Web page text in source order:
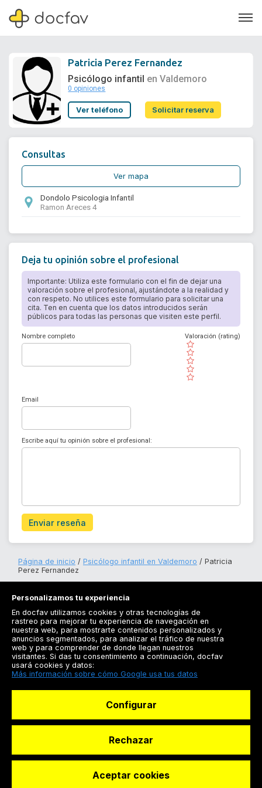
Soporte
Patricia Perez Fernandez
Psicólogo infantil en Valdemoro
0 opiniones
Ver teléfono Solicitar reserva
Consultas
Ver mapa
Dondolo Psicologia Infantil
Ramon Areces 4
Deja tu opinión sobre el profesional
Importante: Utiliza este formulario con el fin de dejar una
valoración sobre el profesional, ajustándote a la realidad y
con respeto. No utilices este formulario para solicitar una
cita. Ten en cuenta que los datos introducidos serán
públicos para todas las personas que visiten este perfil.
Nombre completo
( )
( )
( )
( )
( )
Valoración (rating)
Email
Escribe aquí tu opinión sobre el profesional:
Enviar reseña
Página de inicio Psicólogo infantil en Valdemoro
Patricia
Perez Fernandez
Registrarse
Docfav
© Dashboard Technologies S.L
Personalizamos tu experiencia
En docfav utilizamos cookies y otras tecnologías de
rastreo para mejorar tu experiencia de navegación en
nuestra web, para mostrarte contenidos personalizados y
anuncios segmentados, para analizar el tráfico de nuestra
web y para comprender de donde llegan nuestros
visitantes. Si das tu consentimiento a continuación, docfav
usará cookies y datos:
Más información sobre cómo Google usa tus datos
Configurar
Rechazar
Aceptar cookies